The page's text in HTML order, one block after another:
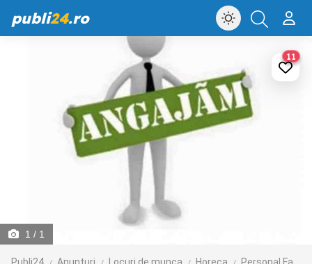
publi24.ro
1 / 1
11